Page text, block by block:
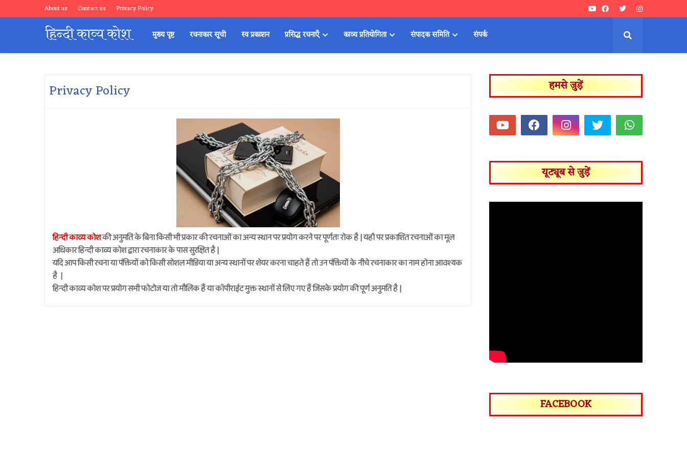
About us Contact us Privacy Policy
मुख्य पृष्ट रचनाकार सूची स्व प्रकाशन प्रसिद्ध रचनाएँ काव्य प्रतियोगिता संपादक समिति संपर्क
Privacy Policy
हिन्दी काव्य कोशकी अनुमति के बिना किसी भी प्रकार की रचनाओं का अन्य स्थान पर प्रयोग करने पर पूर्णतः रोक है | यहाँ पर प्रकाशित रचनाओं का मूल
अधिकार हिन्दी काव्य कोश द्वारा रचनाकार के पास सुरक्षित है |
यदि आप किसी रचना या पंक्तियों को किसी सोशल मीडिया या अन्य स्थानों पर शेयर करना चाहते हैं तो उन पंक्तियों के नीचे रचनाकार का नाम होना आवश्यक
है |
हिन्दी काव्य कोश पर प्रयोग सभी फोटोज या तो मौलिक हैं या कॉपीराईट मुक्त स्थानों से लिए गए हैं जिसके प्रयोग की पूर्ण अनुमति है |
हमसे जुड़ें
यूट्यूब से जुड़ें
FACEBOOK